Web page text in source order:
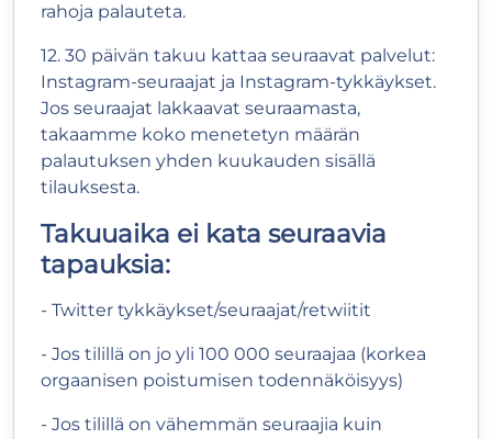
rahoja palauteta.
12. 30 päivän takuu kattaa seuraavat palvelut:
Instagram-seuraajat ja Instagram-tykkäykset.
Jos seuraajat lakkaavat seuraamasta,
takaamme koko menetetyn määrän
palautuksen yhden kuukauden sisällä
tilauksesta.
Takuuaika ei kata seuraavia
tapauksia:
- Twitter tykkäykset/seuraajat/retwiitit
- Jos tilillä on jo yli 100 000 seuraajaa (korkea
orgaanisen poistumisen todennäköisyys)
- Jos tilillä on vähemmän seuraajia kuin